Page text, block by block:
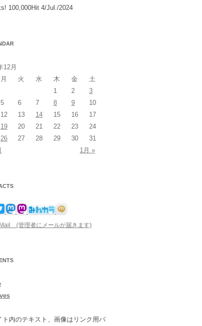
100,000Hit 4/Jul./2024
12月
月 火 水 木 金
土
1
2
3
5 6 7 8 9
10
12 13 14 15 16
17
19 20 21 22 23
24
26 27 28 29 30
31
1月 »
(管理者にメールが届きます)
ト内のテキスト、画像はリンク用バ